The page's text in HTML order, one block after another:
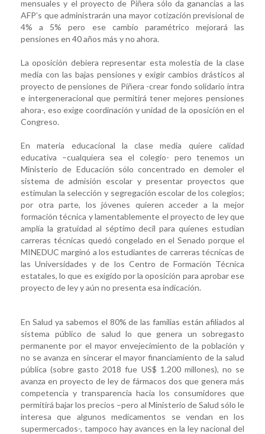
mensuales y el proyecto de Piñera sólo da ganancias a las
AFP’s que administrarán una mayor cotización previsional de
4% a 5% pero ese cambio paramétrico mejorará las
pensiones en 40 años más y no ahora.
La oposición debiera representar esta molestia de la clase
media con las bajas pensiones y exigir cambios drásticos al
proyecto de pensiones de Piñera -crear fondo solidario intra
e intergeneracional que permitirá tener mejores pensiones
ahora-, eso exige coordinación y unidad de la oposición en el
Congreso.
En materia educacional la clase media quiere calidad
educativa –cualquiera sea el colegio- pero tenemos un
Ministerio de Educación sólo concentrado en demoler el
sistema de admisión escolar y presentar proyectos que
estimulan la selección y segregación escolar de los colegios;
por otra parte, los jóvenes quieren acceder a la mejor
formación técnica y lamentablemente el proyecto de ley que
amplía la gratuidad al séptimo decil para quienes estudian
carreras técnicas quedó congelado en el Senado porque el
MINEDUC marginó a los estudiantes de carreras técnicas de
las Universidades y de los Centro de Formación Técnica
estatales, lo que es exigido por la oposición para aprobar ese
proyecto de ley y aún no presenta esa indicación.
En Salud ya sabemos el 80% de las familias están afiliados al
sistema público de salud lo que genera un sobregasto
permanente por el mayor envejecimiento de la población y
no se avanza en sincerar el mayor financiamiento de la salud
pública (sobre gasto 2018 fue US$ 1.200 millones), no se
avanza en proyecto de ley de fármacos dos que genera más
competencia y transparencia hacia los consumidores que
permitirá bajar los precios –pero al Ministerio de Salud sólo le
interesa que algunos medicamentos se vendan en los
supermercados-, tampoco hay avances en la ley nacional del